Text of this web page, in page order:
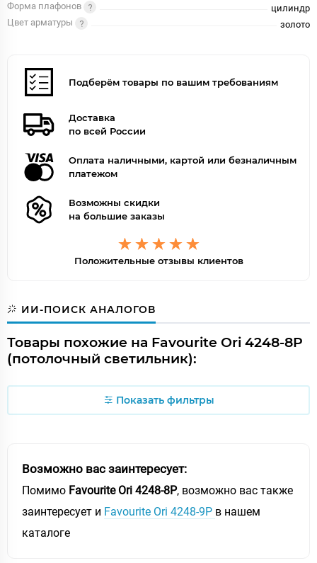
Форма плафонов
цилиндр
Цвет арматуры
золото
Подберём товары по вашим требованиям
Доставка
по всей России
Оплата наличными, картой или безналичным
платежом
Возможны скидки
на большие заказы
Положительные отзывы клиентов
ИИ-ПОИСК АНАЛОГОВ
Товары похожие на Favourite Ori 4248-8P
(потолочный светильник):
Показать фильтры
Возможно вас заинтересует:
Помимо Favourite Ori 4248-8P, возможно вас также
заинтересует и Favourite Ori 4248-9P в нашем
каталоге